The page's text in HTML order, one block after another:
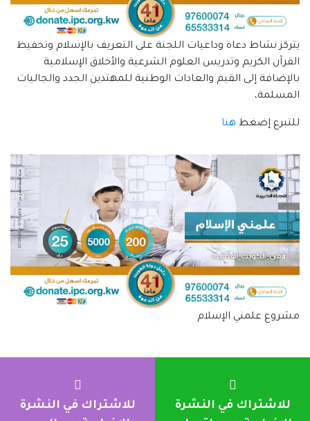
يتركز نشاط دعاة وداعيات اللجنة على التعريف بالإسلام وتحفيظ
القرآن الكريم وتدريس العلوم الشرعية والأخلاق الإسلامية
بالإضافة إلى القيم والعادات الوطنية للمهتدين الجدد والجاليات
المسلمة،
للتبرع إضغط هنا
مشروع علمني الإسلام
للاشتراك في النشرة
للاشتراك في النشرة